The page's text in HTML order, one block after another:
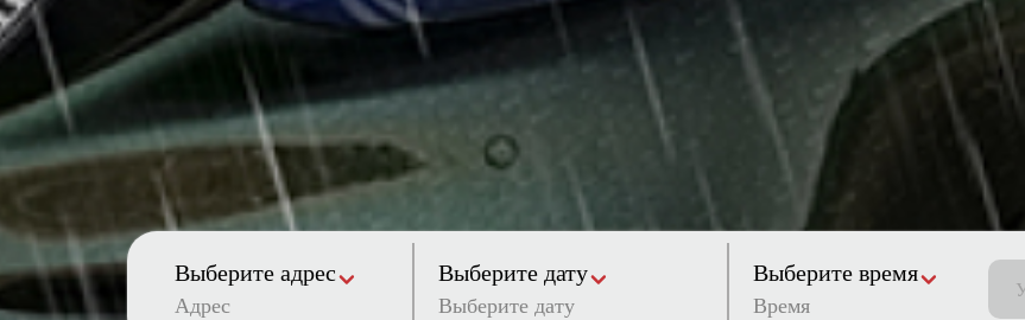
Выберите адрес
Адрес
Выберите дату Выберите время
Время